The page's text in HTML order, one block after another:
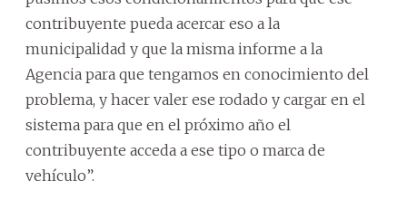
contribuyente pueda acercar eso a la
municipalidad y que la misma informe a la
Agencia para que tengamos en conocimiento del
problema, y hacer valer ese rodado y cargar en el
sistema para que en el próximo año el
contribuyente acceda a ese tipo o marca de
vehículo”.